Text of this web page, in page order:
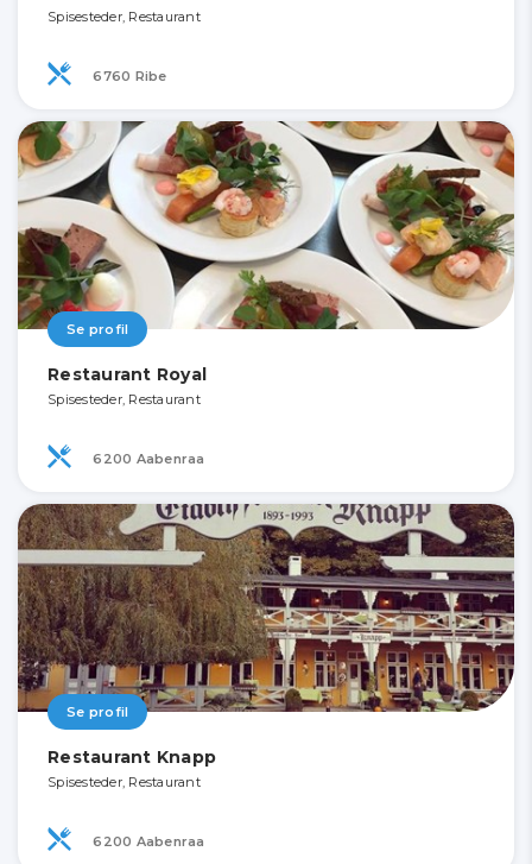
Spisesteder, Restaurant
6760 Ribe
Se profil
Restaurant Royal
Spisesteder, Restaurant
6200 Aabenraa
Se profil
Restaurant Knapp
Spisesteder, Restaurant
6200 Aabenraa